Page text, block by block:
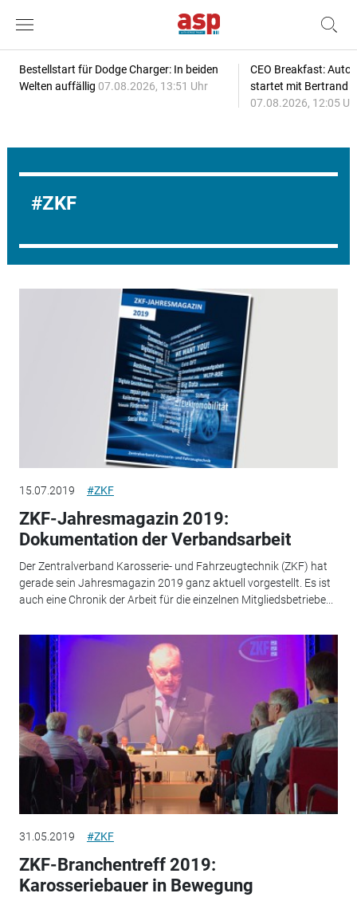
Bestellstart für Dodge Charger: In beiden
Welten auffällig 07.08.2026, 13:51 Uhr
CEO Breakfast:
startet mit Bertrand
07.08.2026, 12:05
ZKF
15.07.2019 #ZKF
ZKF-Jahresmagazin 2019:
Dokumentation der Verbandsarbeit
Der Zentralverband Karosserie- und Fahrzeugtechnik (ZKF) hat
gerade sein Jahresmagazin 2019 ganz aktuell vorgestellt. Es ist
auch eine Chronik der Arbeit für die einzelnen Mitgliedsbetriebe...
31.05.2019 #ZKF
ZKF-Branchentreff 2019:
Karosseriebauer in Bewegung